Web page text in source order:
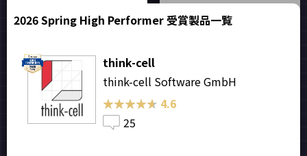
2026 Spring High Performer 受賞製品一覧
think-cell
think-cell Software GmbH
★★★★★
★★★★★ 4.6
25